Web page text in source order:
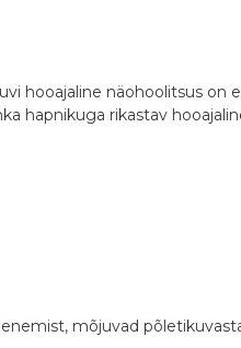
hooajaline näohoolitsus on
hapnikuga rikastav
mõjuvad